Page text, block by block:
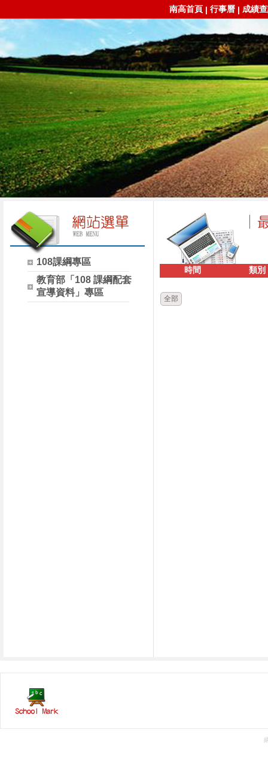
南高首頁 | 行事曆| 成績
108課綱專區
教育部「108 課綱配套
宣導資料」專區
時間 類別
全部